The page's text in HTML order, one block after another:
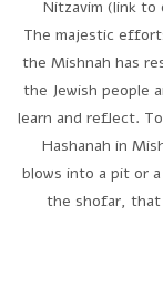
Nitzavim (link to
The majestic
the Mishnah has
the Jewish people
learn and reflect.
Hashanah in
blows into a pit or
the shofar, that